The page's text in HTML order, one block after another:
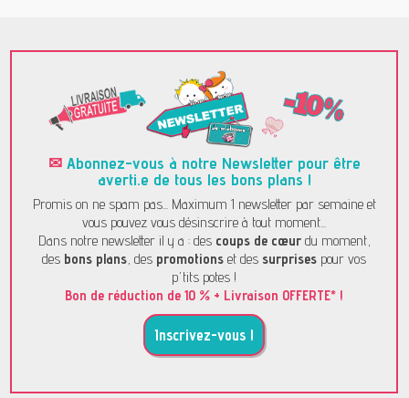
✉ Abonnez-vous à notre Newsletter pour être
averti.e de tous les bons plans !
Promis on ne spam pas... Maximum 1 newsletter par semaine et
vous pouvez vous désinscrire à tout moment...
Dans notre newsletter il y a : des coups de cœurdu moment,
des bons plans, des promotions et dessurprises pour vos
p'tits potes !
Bon de réduction de 10 % + Livraison OFFERTE* !
Inscrivez-vous !